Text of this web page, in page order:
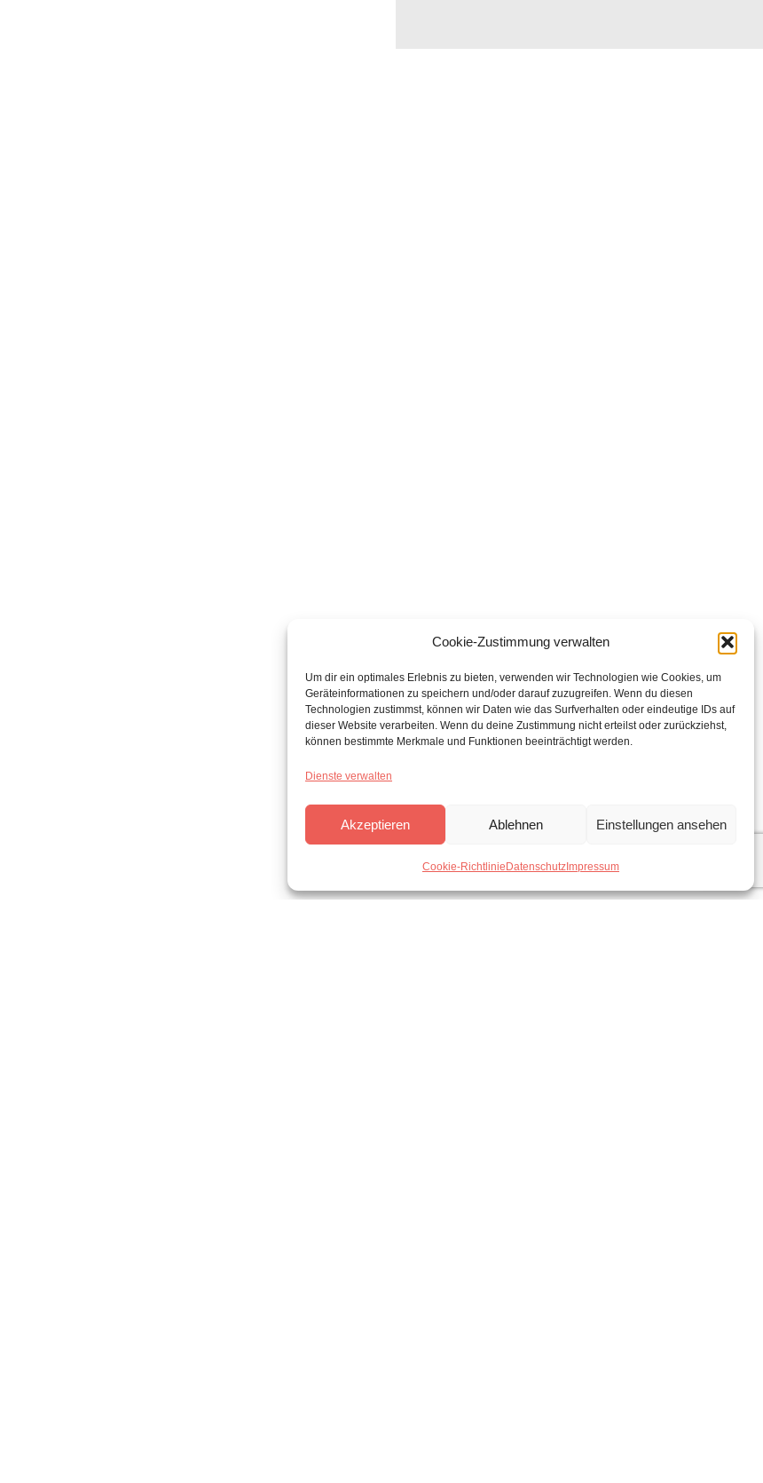
Cookie-Zustimmung verwalten
Um dir ein optimales Erlebnis zu bieten, verwenden wir Technologien wie Cookies, um
Geräteinformationen zu speichern und/oder darauf zuzugreifen. Wenn du diesen
Technologien zustimmst, können wir Daten wie das Surfverhalten oder eindeutige IDs auf
dieser Website verarbeiten. Wenn du deine Zustimmung nicht erteilst oder zurückziehst,
können bestimmte Merkmale und Funktionen beeinträchtigt werden.
Dienste verwalten
Akzeptieren Ablehnen Einstellungen ansehen
Cookie-Richtlinie DatenschutzImpressum